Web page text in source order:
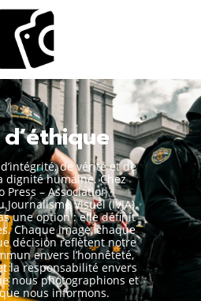
de vérité et de
dignité humaine. Chez
Press – Association
Visuel (IVJA),
une option : elle définit
Chaque image, chaque
décision reflètent notre
envers l’honnêteté,
la responsabilité envers
nous photographions et
nous informons.